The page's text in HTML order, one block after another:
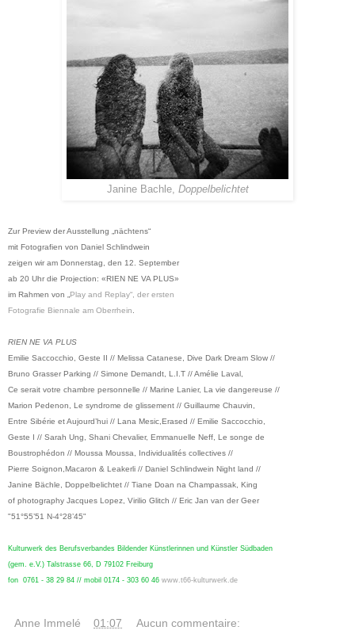
Janine Bachle, Doppelbelichtet
Zur Preview der Ausstellung „nächtens“
mit Fotografien von Daniel Schlindwein
zeigen wir am Donnerstag, den 12. September
ab 20 Uhr die Projection: «RIEN NE VA PLUS»
im Rahmen von „Play and Replay“, der ersten
Fotografie Biennale am Oberrhein.
RIEN NE VA PLUS
Emilie Saccocchio, Geste II // Melissa Catanese, Dive Dark Dream Slow //
Bruno Grasser Parking // Simone Demandt, L.I.T // Amélie Laval,
Ce serait votre chambre personnelle // Marine Lanier, La vie dangereuse //
Marion Pedenon, Le syndrome de glissement // Guillaume Chauvin,
Entre Sibérie et Aujourd’hui // Lana Mesic,Erased // Emilie Saccocchio,
Geste I // Sarah Ung, Shani Chevalier, Emmanuelle Neff, Le songe de
Boustrophédon // Moussa Moussa, Individualités collectives //
Pierre Soignon,Macaron & Leakerli // Daniel Schlindwein Night land //
Janine Bächle, Doppelbelichtet // Tiane Doan na Champassak, King
of photography Jacques Lopez, Virilio Glitch // Eric Jan van der Geer
"51°55’51 N-4°28’45"
Kulturwerk des Berufsverbandes Bildender Künstlerinnen und Künstler Südbaden
(gem. e.V.) Talstrasse 66, D 79102 Freiburg
fon 0761 - 38 29 84 // mobil 0174 - 303 60 46 www.t66-kulturwerk.de
Anne Immelé 01:07 Aucun commentaire: